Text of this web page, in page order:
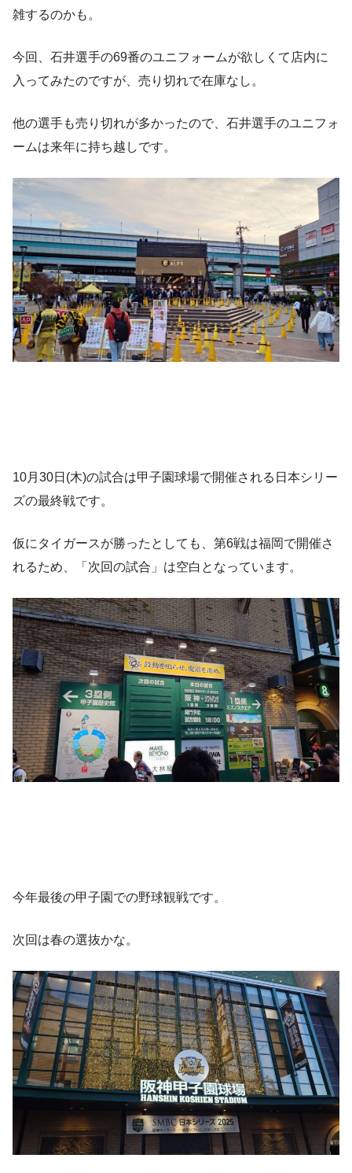
雑するのかも。
今回、石井選手の69番のユニフォームが欲しくて店内に
入ってみたのですが、売り切れで在庫なし。
他の選手も売り切れが多かったので、石井選手のユニフォ
ームは来年に持ち越しです。
10月30日(木)の試合は甲子園球場で開催される日本シリー
ズの最終戦です。
仮にタイガースが勝ったとしても、第6戦は福岡で開催さ
れるため、「次回の試合」は空白となっています。
今年最後の甲子園での野球観戦です。
次回は春の選抜かな。